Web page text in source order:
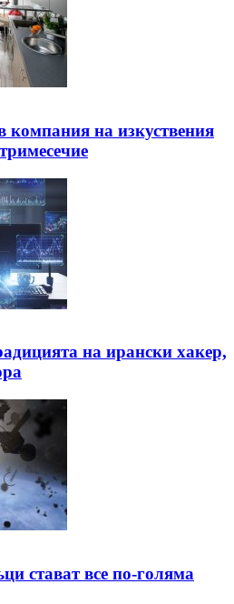
на изкуствения
на ирански хакер,
стават все по-голяма